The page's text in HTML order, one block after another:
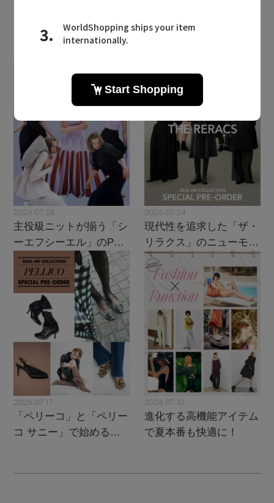
LATEST TOPICS
2026.07.28
主役級ニットが揃う「シ
ーエフシーエル」のPOP
UPがスタート
2026.07.24
現代性を追求した「ザ・
リラクス」のニューモダ
ンクラシック
2026.07.17
「ペリーコ」と「ペリー
コ サニー」で始める秋
2026.07.10
進化する高機能アイテム
で夏本番も快適に！